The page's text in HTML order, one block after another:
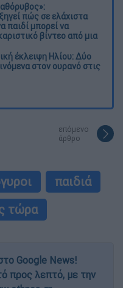
αθόρυβος»:
πώς σε ελάχιστα
παιδί μπορεί να
βίντεο από μια
έκλειψη Ηλίου: Δύο
στον ουρανό στις
επόμενο
άρθρο
παιδιά
τώρα
Google News!
προς λεπτό, με την